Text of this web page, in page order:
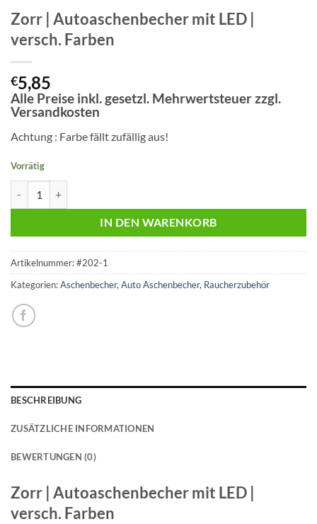
Zorr | Autoaschenbecher mit LED |
versch. Farben
€5,85
Alle Preise inkl. gesetzl. Mehrwertsteuer zzgl.
Versandkosten
Achtung : Farbe fällt zufällig aus!
Vorrätig
IN DEN WARENKORB
Artikelnummer:#202-1
Kategorien:Aschenbecher, Auto Aschenbecher, Raucherzubehör
BESCHREIBUNG
ZUSÄTZLICHE INFORMATIONEN
BEWERTUNGEN (0)
Zorr | Autoaschenbecher mit LED |
versch. Farben